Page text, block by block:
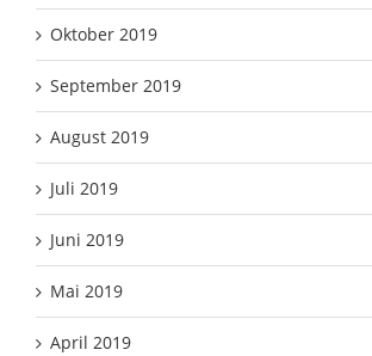
Oktober 2019
September 2019
August 2019
Juli 2019
Juni 2019
Mai 2019
April 2019